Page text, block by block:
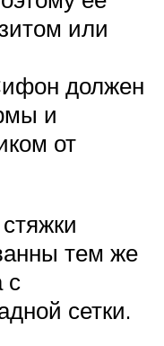
или
должен
и
от
тем же
с
сетки.